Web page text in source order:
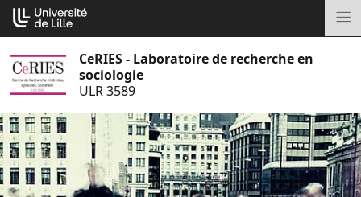
Aller
au
CeRIES - Laboratoire de recherche en
sociologie
ULR 3589
Cookies management panel